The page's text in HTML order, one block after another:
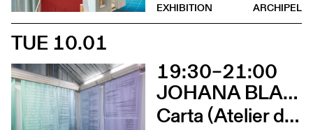
ARCHIPEL
EXHIBITION
TUE 10.01
19:30–21:00
JOHANA BLANC ET SIMONE HOLLIGER
Carta (Atelier d’écriture de Johana Blanc)